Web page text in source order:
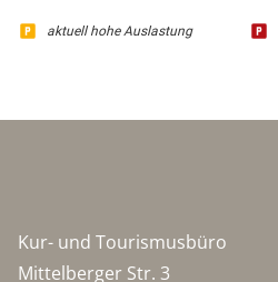
aktuell hohe Auslastung
Kur- und Tourismusbüro
Mittelberger Str. 3